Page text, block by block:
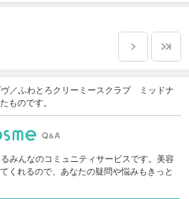
／ふわとろクリーミースクラブ ミッドナ
ものです。
みんなのコミュニティサービスです。美容
くれるので、あなたの疑問や悩みもきっと